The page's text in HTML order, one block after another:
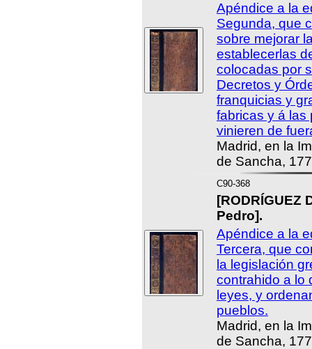
Apéndice a la
Segunda, que
sobre mejorar
establecerlas
colocadas por
Decretos y
franquicias y
fabricas y á las
vinieren de
Madrid, en la
de Sancha,
C90-368
[RODRÍGUEZ
Pedro].
Apéndice a la
Tercera, que
la legislación
contrahido a lo
leyes, y
pueblos.
Madrid, en la
de Sancha,